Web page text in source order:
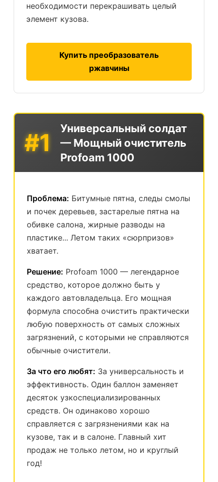
необходимости перекрашивать целый
элемент кузова.
Купить преобразователь
ржавчины
#1
Универсальный солдат
— Мощный очиститель
Profoam 1000
Проблема: Битумные пятна, следы смолы
и почек деревьев, застарелые пятна на
обивке салона, жирные разводы на
пластике... Летом таких «сюрпризов»
хватает.
Решение: Profoam 1000 — легендарное
средство, которое должно быть у
каждого автовладельца. Его мощная
формула способна очистить практически
любую поверхность от самых сложных
загрязнений, с которыми не справляются
обычные очистители.
За что его любят: За универсальность и
эффективность. Один баллон заменяет
десяток узкоспециализированных
средств. Он одинаково хорошо
справляется с загрязнениями как на
кузове, так и в салоне. Главный хит
продаж не только летом, но и круглый
год!